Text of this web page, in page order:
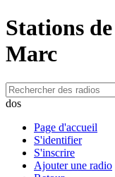
Stations
Marc
dos
Page d'accueil
S'identifier
S'inscrire
Ajouter une radio